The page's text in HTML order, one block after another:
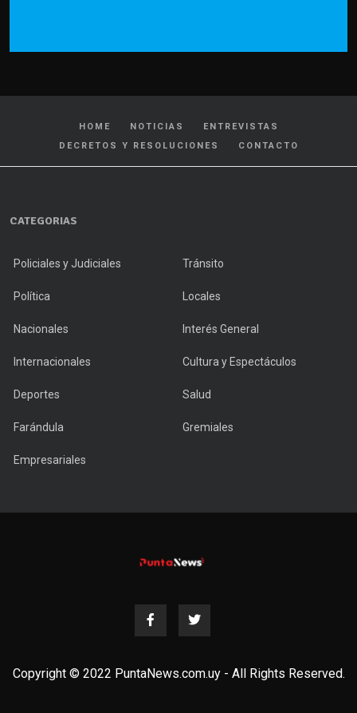
HOME NOTICIAS
ENTREVISTAS
DECRETOS Y RESOLUCIONES
CONTACTO
CATEGORIAS
Policiales y Judiciales Tránsito
Política Locales
Nacionales Interés General
Internacionales Cultura y Espectáculos
Deportes Salud
Farándula Gremiales
Empresariales
Copyright © 2022 PuntaNews.com.uy - All Rights Reserved.